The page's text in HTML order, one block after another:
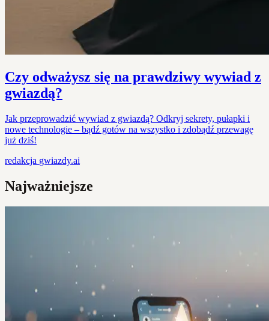
Czy odważysz się na prawdziwy wywiad z
gwiazdą?
Jak przeprowadzić wywiad z gwiazdą? Odkryj sekrety, pułapki i
nowe technologie – bądź gotów na wszystko i zdobądź przewagę
już dziś!
redakcja gwiazdy.ai
Najważniejsze